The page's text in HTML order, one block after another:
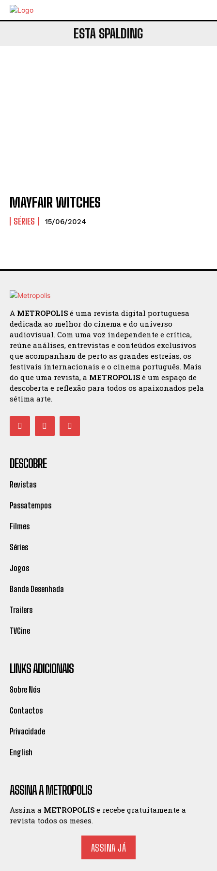
ESTA SPALDING
MAYFAIR WITCHES
SÉRIES 15/06/2024
A METROPOLIS é uma revista digital portuguesa
dedicada ao melhor do cinema e do universo
audiovisual. Com uma voz independente e crítica,
reúne análises, entrevistas e conteúdos exclusivos
que acompanham de perto as grandes estreias, os
festivais internacionais e o cinema português. Mais
do que uma revista, a METROPOLIS é um espaço de
descoberta e reflexão para todos os apaixonados pela
sétima arte.
DESCOBRE
Revistas
Passatempos
Filmes
Séries
Jogos
Banda Desenhada
Trailers
TVCine
LINKS ADICIONAIS
Sobre Nós
Contactos
Privacidade
English
ASSINA A METROPOLIS
Assina a METROPOLIS e recebe gratuitamente a
revista todos os meses.
ASSINA JÁ